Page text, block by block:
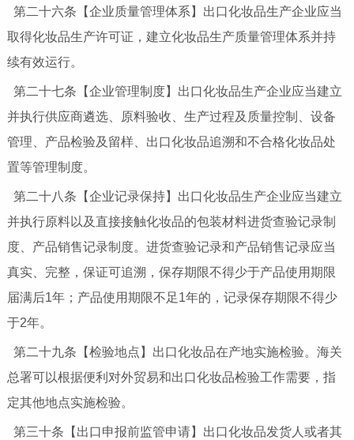
第二十六条【企业质量管理体系】出口化妆品生产企业应当
取得化妆品生产许可证，建立化妆品生产质量管理体系并持
续有效运行。
第二十七条【企业管理制度】出口化妆品生产企业应当建立
并执行供应商遴选、原料验收、生产过程及质量控制、设备
管理、产品检验及留样、出口化妆品追溯和不合格化妆品处
置等管理制度。
第二十八条【企业记录保持】出口化妆品生产企业应当建立
并执行原料以及直接接触化妆品的包装材料进货查验记录制
度、产品销售记录制度。进货查验记录和产品销售记录应当
真实、完整，保证可追溯，保存期限不得少于产品使用期限
届满后1年；产品使用期限不足1年的，记录保存期限不得少
于2年。
第二十九条【检验地点】出口化妆品在产地实施检验。海关
总署可以根据便利对外贸易和出口化妆品检验工作需要，指
定其他地点实施检验。
第三十条【出口申报前监管申请】出口化妆品发货人或者其